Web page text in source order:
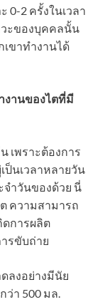
0-2 ครั้งในเวลา
ะของบุคคลนั้น
ขาทำงานได้
งานของไตที่มี
เพราะต้องการ
ป็นเวลาหลายวัน
จำวันของด้วย นี่
ความสามารถ
ดการผลิต
รขับถ่าย
ลงอย่างมีนัย
า 500 มล.